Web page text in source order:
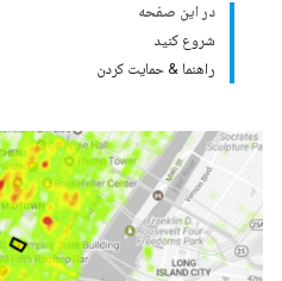
در این صفحه
شروع کنید
راهنما & حمایت کردن